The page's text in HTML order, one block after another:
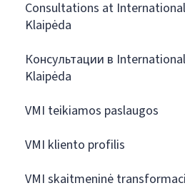
Consultations at
Klaipėda
Консультации в
Klaipėda
VMI teikiamos paslaugos
VMI kliento profilis
VMI skaitmeninė